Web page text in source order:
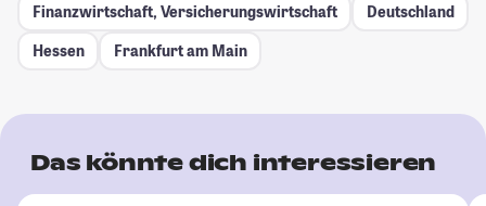
Finanzwirtschaft, Versicherungswirtschaft
Deutschland
Hessen
Frankfurt am Main
Das könnte dich interessieren